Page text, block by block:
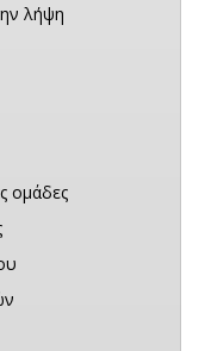
λήψη
ομάδες